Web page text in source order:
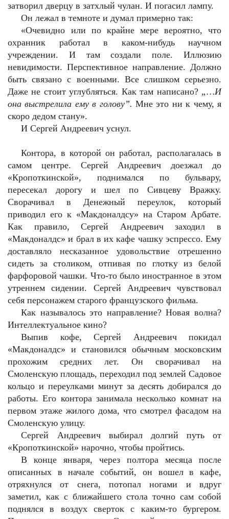
затворил дверцу в затхлый чулан. И погасил лампу.
Он лежал в темноте и думал примерно так:
«Очевидно или по крайне мере вероятно, что
охранник работал в каком-нибудь научном
учреждении. И там создали поле. Иллюзию
невидимости. Перспективное направление. Должно
быть связано с военными. Все слишком серьезно.
Даже не стоит углубляться. Как там написано? „…И
она выстрелила ему в голову”. Мне это ни к чему, я
скоро дедом стану».
И Сергей Андреевич уснул.
Контора, в которой он работал, располагалась в
самом центре. Сергей Андреевич доезжал до
«Кропоткинской», поднимался по бульвару,
пересекал дорогу и шел по Сивцеву Вражку.
Сворачивал в Денежный переулок, который
приводил его к «Макдоналдсу» на Старом Арбате.
Как правило, Сергей Андреевич заходил в
«Макдоналдс» и брал в их кафе чашку эспрессо. Ему
доставляло несказанное удовольствие отрешенно
сидеть за столиком, отпивая по глотку из белой
фарфоровой чашки. Что-то было иностранное в этом
утреннем сидении. Сергей Андреевич чувствовал
себя персонажем старого французского фильма.
Как называлось это направление? Новая волна?
Интеллектуальное кино?
Выпив кофе, Сергей Андреевич покидал
«Макдоналдс» и становился обычным московским
прохожим средних лет. Он сворачивал на
Смоленскую площадь, переходил под землей Садовое
кольцо и переулками минут за десять добирался до
работы. Его контора занимала несколько комнат на
первом этаже жилого дома, что смотрел фасадом на
Смоленскую улицу.
Сергей Андреевич выбирал долгий путь от
«Кропоткинской» нарочно, чтобы пройтись.
В конце января, через полтора месяца после
описанных в начале событий, он вошел в кафе,
отряхнулся от снега, потопал ногами и вдруг
заметил, как с ближайшего стола точно сам собой
поднялся в воздух сверток с каким-то бургером.